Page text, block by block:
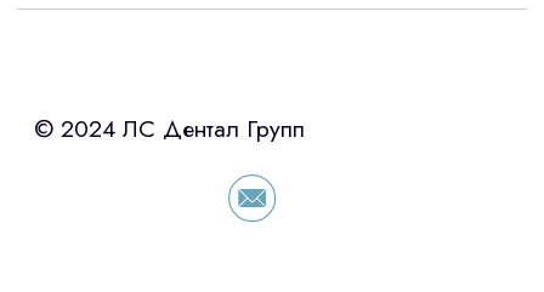
Интересует лизинг?
«Уралпромлизинг» подберем выгодные
условия по лизингу оборудования,
просто оставьте контакты чтобы мы
сориентировали по условиям